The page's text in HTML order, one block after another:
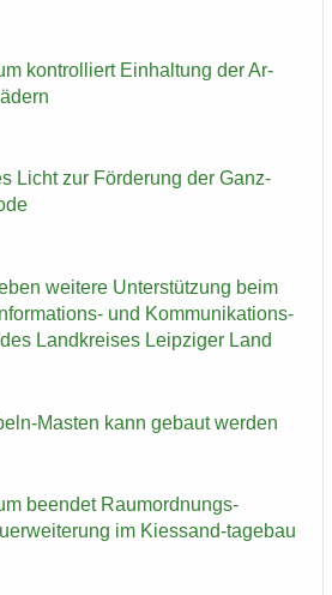
kon­trol­liert Ein­hal­tung der Ar­
Licht zur För­de­rung der Ganz­
wei­te­re Un­ter­stüt­zung beim
und Kom­mu­ni­ka­ti­ons­
Land­krei­ses Leip­zi­ger Land
​Masten kann ge­baut wer­den
be­en­det Raumordnungs-​
im Kiessand-​tagebau